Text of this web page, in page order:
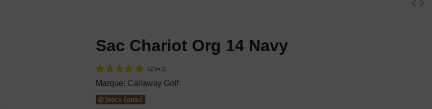
Sac Chariot Org 14 Navy
Marque: Callaway Golf
Stock épuisé